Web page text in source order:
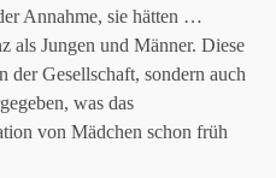
Annahme, sie hätten …
als Jungen und Männer. Diese
Gesellschaft, sondern auch
was das
von Mädchen schon früh